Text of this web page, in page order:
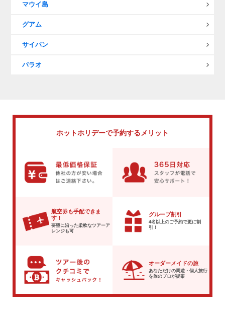
マウイ島
グアム
サイパン
パラオ
ホットホリデーで予約するメリット
航空券も手配できま
す！
要望に沿った柔軟なツアーア
レンジも可
グループ割引
4名以上のご予約で更に割
引！
オーダーメイドの旅
あなただけの周遊・個人旅行
を旅のプロが提案